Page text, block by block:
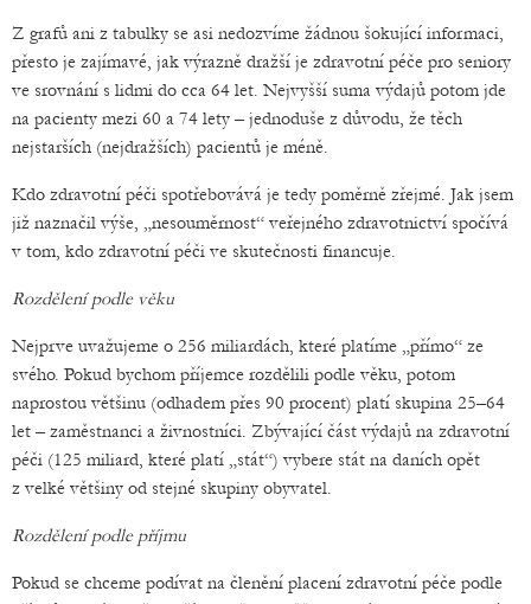
Z grafů ani z tabulky se asi nedozvíme žádnou šokující informaci,
přesto je zajímavé, jak výrazně dražší je zdravotní péče pro seniory
ve srovnání s lidmi do cca 64 let. Nejvyšší suma výdajů potom jde
na pacienty mezi 60 a 74 lety – jednoduše z důvodu, že těch
nejstarších (nejdražších) pacientů je méně.
Kdo zdravotní péči spotřebovává je tedy poměrně zřejmé. Jak jsem
již naznačil výše, „nesouměrnost“ veřejného zdravotnictví spočívá
v tom, kdo zdravotní péči ve skutečnosti financuje.
Rozdělení podle věku
Nejprve uvažujeme o 256 miliardách, které platíme „přímo“ ze
svého. Pokud bychom příjemce rozdělili podle věku, potom
naprostou většinu (odhadem přes 90 procent) platí skupina 25–64
let – zaměstnanci a živnostníci. Zbývající část výdajů na zdravotní
péči (125 miliard, které platí „stát“) vybere stát na daních opět
z velké většiny od stejné skupiny obyvatel.
Rozdělení podle příjmu
Pokud se chceme podívat na členění placení zdravotní péče podle